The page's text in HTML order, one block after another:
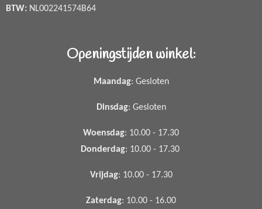
BTW: NL002241574B64
Openingstijden winkel:
Maandag: Gesloten
Dinsdag: Gesloten
Woensdag: 10.00 - 17.30
Donderdag: 10.00 - 17.30
Vrijdag: 10.00 - 17.30
Zaterdag: 10.00 - 16.00